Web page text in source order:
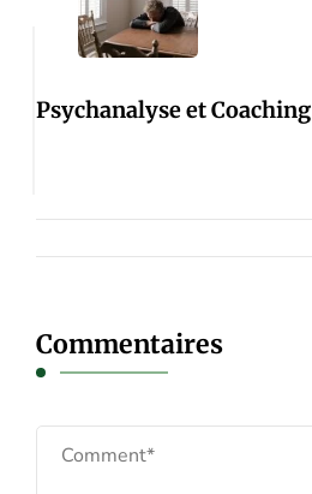
Psychanalyse et Coaching
Commentaires